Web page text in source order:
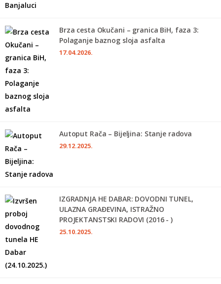
Brza cesta Okučani – granica BiH, faza 3:
Polaganje baznog sloja asfalta
17.04.2026.
Autoput Rača – Bijeljina: Stanje radova
29.12.2025.
IZGRADNJA HE DABAR: DOVODNI TUNEL,
ULAZNA GRAĐEVINA, ISTRAŽNO
PROJEKTANSTSKI RADOVI (2016 - )
25.10.2025.